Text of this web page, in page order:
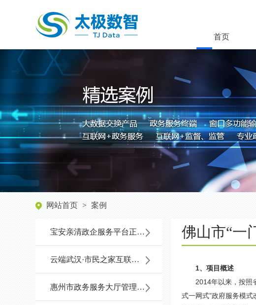
首页
网站首页 > 案例
宝安亲清政企服务平台正式上线启用
云端武汉·市民之家互联网+政务服务大厅
惠州市政务服务大厅管理系统
佛山市“一
1、项目概述
2014年以来，按照
式一网式”政府服务模式